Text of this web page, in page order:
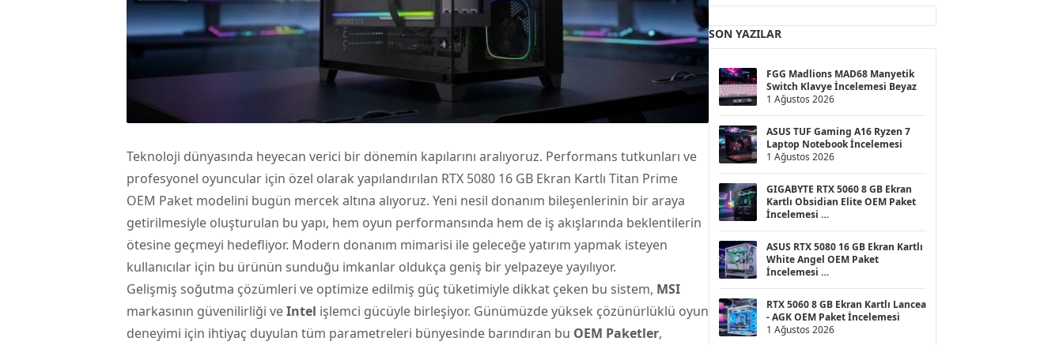
Teknoloji dünyasında heyecan verici bir dönemin kapılarını aralıyoruz. Performans tutkunları ve
profesyonel oyuncular için özel olarak yapılandırılan RTX 5080 16 GB Ekran Kartlı Titan Prime
OEM Paket modelini bugün mercek altına alıyoruz. Yeni nesil donanım bileşenlerinin bir araya
getirilmesiyle oluşturulan bu yapı, hem oyun performansında hem de iş akışlarında beklentilerin
ötesine geçmeyi hedefliyor. Modern donanım mimarisi ile geleceğe yatırım yapmak isteyen
kullanıcılar için bu ürünün sunduğu imkanlar oldukça geniş bir yelpazeye yayılıyor.
Gelişmiş soğutma çözümleri ve optimize edilmiş güç tüketimiyle dikkat çeken bu sistem, MSI
markasının güvenilirliği veIntel işlemci gücüyle birleşiyor. Günümüzde yüksek çözünürlüklü oyun
deneyimi için ihtiyaç duyulan tüm parametreleri bünyesinde barındıran bu OEM Paketler,
SON YAZILAR
FGG Madlions MAD68 Manyetik
Switch Klavye İncelemesi Beyaz
1 Ağustos 2026
ASUS TUF Gaming A16 Ryzen 7
Laptop Notebook İncelemesi
1 Ağustos 2026
GIGABYTE RTX 5060 8 GB Ekran
Kartlı Obsidian Elite OEM Paket
İncelemesi
ASUS RTX 5080 16 GB Ekran Kartlı
White Angel OEM Paket
İncelemesi
RTX 5060 8 GB Ekran Kartlı Lancea
- AGK OEM Paket İncelemesi
1 Ağustos 2026